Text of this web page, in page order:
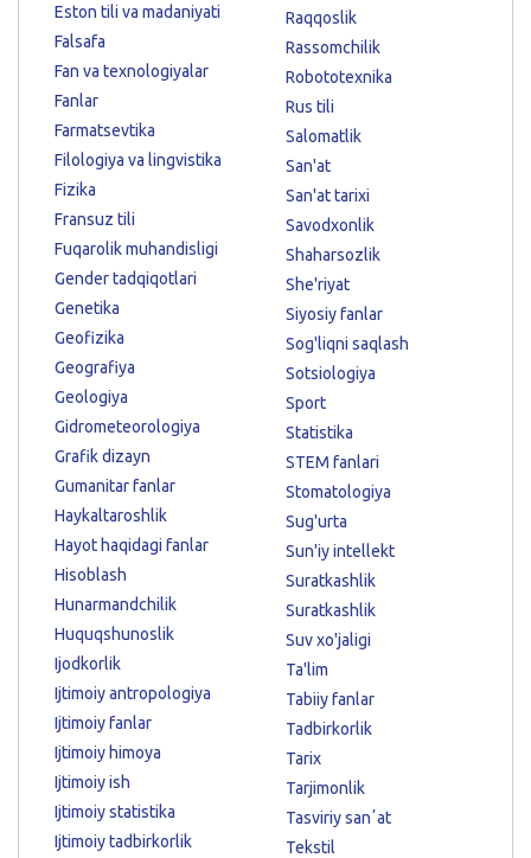
Eston tili va madaniyati
Falsafa
Fan va texnologiyalar
Fanlar
Farmatsevtika
Filologiya va lingvistika
Fizika
Fransuz tili
Fuqarolik muhandisligi
Gender tadqiqotlari
Genetika
Geofizika
Geografiya
Geologiya
Gidrometeorologiya
Grafik dizayn
Gumanitar fanlar
Haykaltaroshlik
Hayot haqidagi fanlar
Hisoblash
Hunarmandchilik
Huquqshunoslik
Ijodkorlik
Ijtimoiy antropologiya
Ijtimoiy fanlar
Ijtimoiy himoya
Ijtimoiy ish
Ijtimoiy statistika
Ijtimoiy tadbirkorlik
Raqqoslik
Rassomchilik
Robototexnika
Rus tili
Salomatlik
San'at
San'at tarixi
Savodxonlik
Shaharsozlik
She'riyat
Siyosiy fanlar
Sog'liqni saqlash
Sotsiologiya
Sport
Statistika
STEM fanlari
Stomatologiya
Sug'urta
Sun'iy intellekt
Suratkashlik
Suratkashlik
Suv xo'jaligi
Ta'lim
Tabiiy fanlar
Tadbirkorlik
Tarix
Tarjimonlik
Tasviriy sanʼat
Tekstil